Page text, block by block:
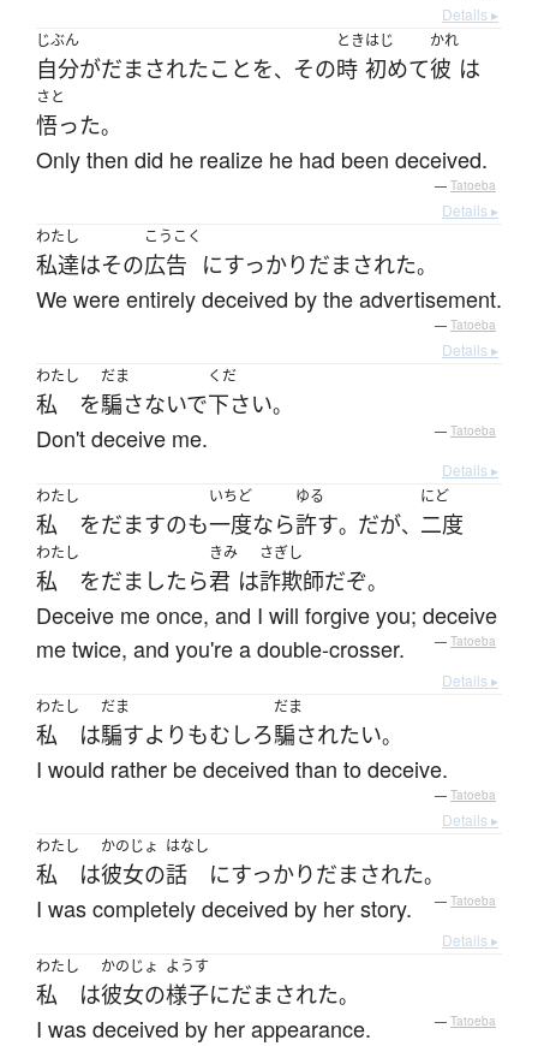
Details ▸
じぶん
自分がだまされたことを、 その
とき
時
はじ
初めて
かれ
彼 は
さと
悟った。
Only then did he realize he had been deceived.
— Tatoeba
Details ▸
わたし
私達はその
こうこく
広告 にすっかりだまされた。
We were entirely deceived by the advertisement.
— Tatoeba
Details ▸
わたし
私 を
だま
騙さないで
くだ
下さい。
Don't deceive me. — Tatoeba
Details ▸
わたし
私 をだますのも
いちど
一度なら
ゆる
許す。 だが、
にど
二度
わたし
私 をだましたら
きみ
君 は
さぎし
詐欺師だぞ。
Deceive me once, and I will forgive you; deceive
me twice, and you're a double-crosser.
— Tatoeba
Details ▸
わたし
私 は
だま
騙すよりもむしろ
だま
騙されたい。
I would rather be deceived than to deceive.
— Tatoeba
Details ▸
わたし
私 は
かのじょ
彼女の
はなし
話 にすっかりだまされた。
I was completely deceived by her story. — Tatoeba
Details ▸
わたし
私 は
かのじょ
彼女の
ようす
様子にだまされた。
I was deceived by her appearance. — Tatoeba